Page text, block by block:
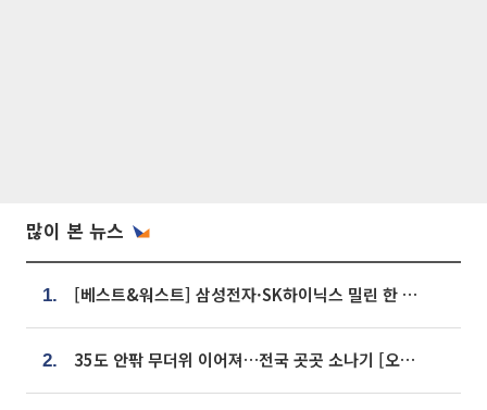
많이 본 뉴스
1. [베스트&워스트] 삼성전자·SK하이닉스 밀린 한 주…상상인증권은 85% 급등
2. 35도 안팎 무더위 이어져…전국 곳곳 소나기 [오늘 날씨]